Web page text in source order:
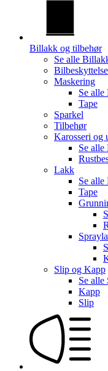
Billakk og tilbehør
Se alle
Bilbeskyttelse
Maskering
Se alle
Tape
Sparkel
Tilbehør
Karosseri og
Se alle
Lakk
Se alle
Tape
Slip og Kapp
Se alle
Kapp
Slip